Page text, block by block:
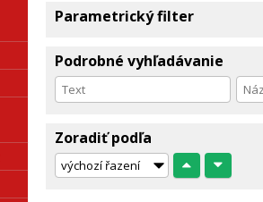
Parametrický filter
Podrobné vyhľadávanie
Zoradiť podľa